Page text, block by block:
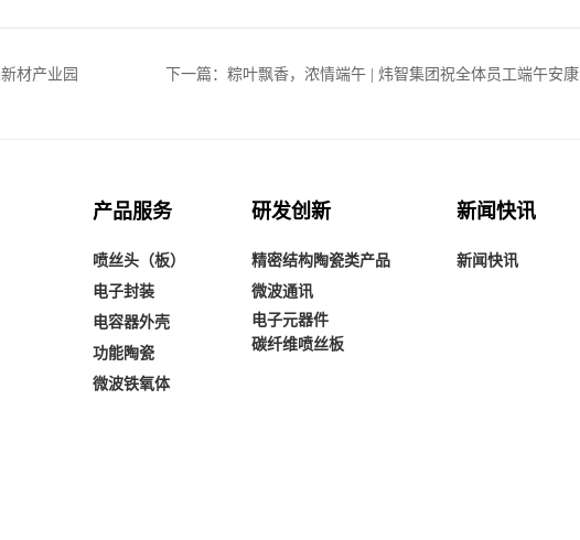
材产业园 下一篇：粽叶飘香，浓情端午 | 炜智集团祝全体员工端午安康
产品服务
喷丝头（板）
电子封装
电容器外壳
功能陶瓷
微波铁氧体
研发创新
精密结构陶瓷类产品
微波通讯
电子元器件
碳纤维喷丝板
新闻快讯
新闻快讯